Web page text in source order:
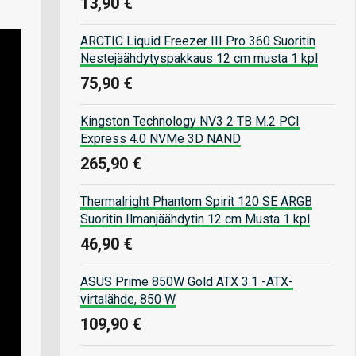
ARCTIC Liquid Freezer III Pro 360 Suoritin
Nestejäähdytyspakkaus 12 cm musta 1 kpl
75,90 €
Kingston Technology NV3 2 TB M.2 PCI
Express 4.0 NVMe 3D NAND
265,90 €
Thermalright Phantom Spirit 120 SE ARGB
Suoritin Ilmanjäähdytin 12 cm Musta 1 kpl
46,90 €
ASUS Prime 850W Gold ATX 3.1 -ATX-
virtalähde, 850 W
109,90 €